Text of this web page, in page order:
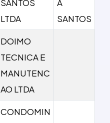
SANTOS
LTDA
A
SANTOS
DOIMO
TECNICA E
MANUTENC
AO LTDA
CONDOMIN